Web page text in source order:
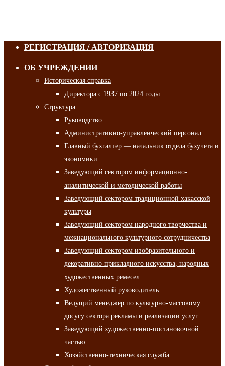
РЕГИСТРАЦИЯ / АВТОРИЗАЦИЯ
ОБ УЧРЕЖДЕНИИ
Историческая справка
Директора с 1937 по 2024 годы
Структура
Руководство
Административно-управленческий персонал
Главный бухгалтер — начальник отдела бухучета и
экономики
Заведующий сектором информационно-
аналитической и методической работы
Заведующий сектором традиционной хакасской
культуры
Заведующий сектором народного творчества и
межнационального культурного сотрудничества
Заведующий сектором изобразительного и
декоративно-прикладного искусства, народных
художественных ремесел
Художественный руководитель
Ведущий менеджер по культурно-массовому
досугу сектора рекламы и реализации услуг
Заведующий художественно-постановочной
частью
Хозяйственно-техническая служба